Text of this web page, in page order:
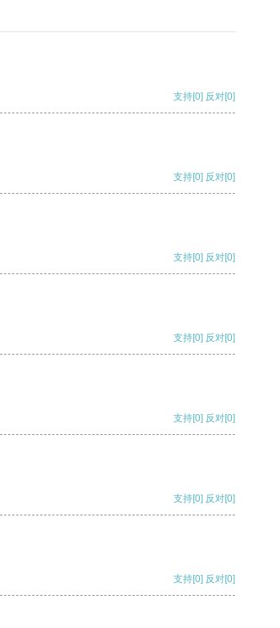
支持[0] 反对[0]
支持[0] 反对[0]
支持[0] 反对[0]
支持[0] 反对[0]
支持[0] 反对[0]
支持[0] 反对[0]
支持[0] 反对[0]